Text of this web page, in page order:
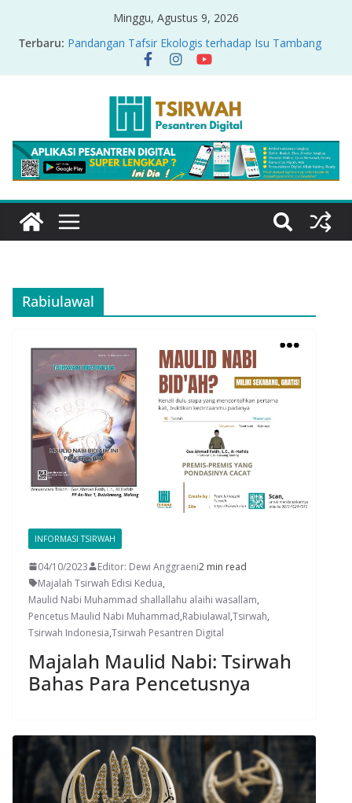
Minggu, Agustus 9, 2026
Terbaru: Pandangan Tafsir Ekologis terhadap Isu Tambang
Nikel di Raja Ampat
PRODUK RELASI KUASA-IDIOLOGI PADA TAFSIR
Sirah Nabawiyah
Oversharing dan Privasi dalam Al-Qur’an: “Ketika
Ayat Bicara Soal Curhat di Sosmed”
Menyikapi Fatherless, Kisah Lukman Menjadi
Cerminan
Rabiulawal
INFORMASI TSIRWAH
04/10/2023 Editor: Dewi Anggraeni2 min read
Majalah Tsirwah Edisi Kedua,
Maulid Nabi Muhammad shallallahu alaihi wasallam,
Pencetus Maulid Nabi Muhammad,Rabiulawal,Tsirwah,
Tsirwah Indonesia,Tsirwah Pesantren Digital
Majalah Maulid Nabi: Tsirwah
Bahas Para Pencetusnya